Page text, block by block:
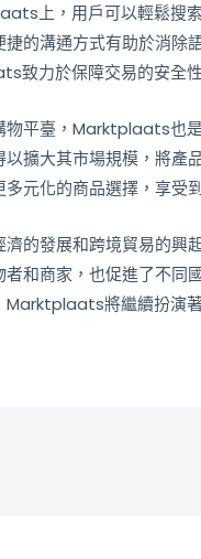
上，用戶可以輕鬆搜
捷的溝通方式有助於消除
致力於保障交易的安全
物平臺，Marktplaats也
以擴大其市場規模，將產
多元化的商品選擇，享受
濟的發展和跨境貿易的
者和商家，也促進了不同
Marktplaats將繼續扮演